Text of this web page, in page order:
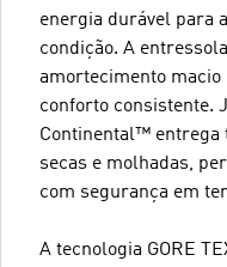
energia durável para
condição. A
amortecimento
conforto consistente.
Continental™ entrega
secas e molhadas,
com segurança em
A tecnologia GORE